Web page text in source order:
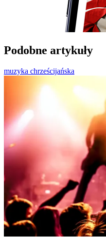
Podobne artykuły
muzyka chrześcijańska